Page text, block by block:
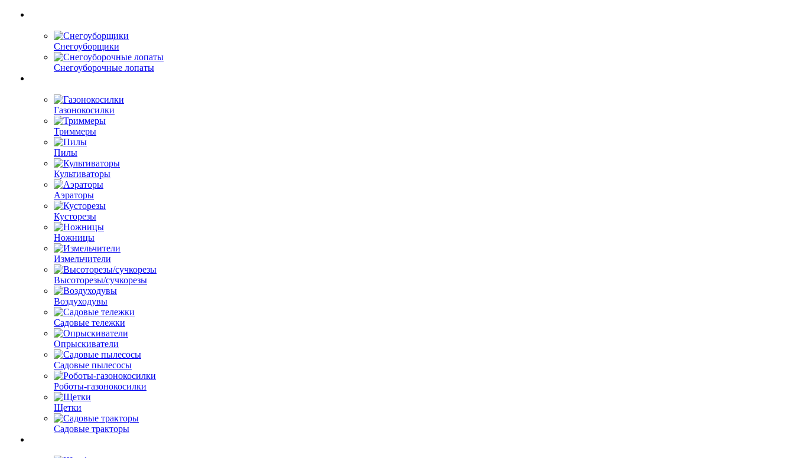
Снегоуборщики
Снегоуборочные лопаты
Газонокосилки
Триммеры
Пилы
Культиваторы
Аэраторы
Кусторезы
Ножницы
Измельчители
Высоторезы/сучкорезы
Воздуходувы
Садовые тележки
Опрыскиватели
Садовые пылесосы
Роботы-газонокосилки
Щетки
Садовые тракторы